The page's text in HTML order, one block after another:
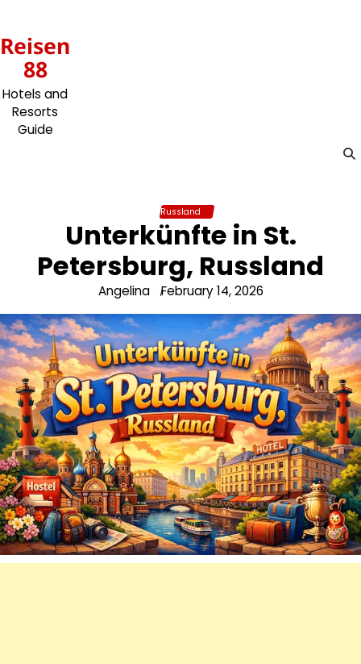
content
Reisen
88
Hotels and
Resorts
Guide
Russland
Unterkünfte in St.
Petersburg, Russland
Angelina February 14, 2026